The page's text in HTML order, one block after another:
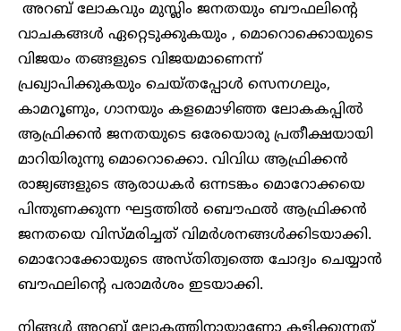
അറബ് ലോകവും മുസ്ലിം ജനതയും ബൗഫലിന്റെ
വാചകങ്ങൾ ഏറ്റെടുക്കുകയും , മൊറൊക്കൊയുടെ
വിജയം തങ്ങളുടെ വിജയമാണെന്ന്
പ്രഖ്യാപിക്കുകയും ചെയ്തപ്പോൾ സെനഗലും,
കാമറൂണും, ഗാനയും കളമൊഴിഞ്ഞ ലോകകപ്പിൽ
ആഫ്രിക്കൻ ജനതയുടെ ഒരേയൊരു പ്രതീക്ഷയായി
മാറിയിരുന്നു മൊറൊക്കൊ. വിവിധ ആഫ്രിക്കൻ
രാജ്യങ്ങളുടെ ആരാധകർ ഒന്നടങ്കം മൊറോക്കയെ
പിന്തുണക്കുന്ന ഘട്ടത്തിൽ ബൌഫൽ ആഫ്രിക്കൻ
ജനതയെ വിസ്മരിച്ചത് വിമർശനങ്ങൾക്കിടയാക്കി.
മൊറോക്കോയുടെ അസ്തിത്വത്തെ ചോദ്യം ചെയ്യാൻ
ബൗഫലിന്റെ പരാമർശം ഇടയാക്കി.